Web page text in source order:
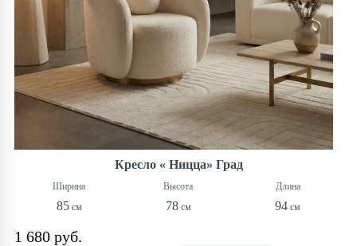
Кресло « Ницца» Град
85 78 94
1 680 руб.